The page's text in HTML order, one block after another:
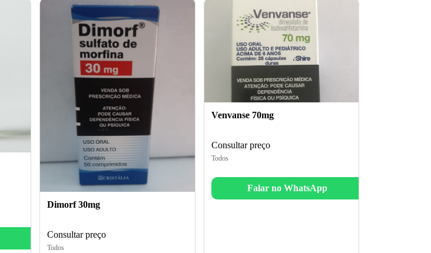
Dimorf 30mg
Consultar preço
Todos
Venvanse 70mg
Consultar preço
Todos
Falar no WhatsApp